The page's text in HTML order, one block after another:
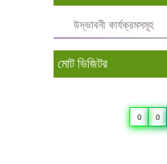
উদ্ভাবনী কার্যক্রমসমূহ
মোট ভিজিটর
0 0